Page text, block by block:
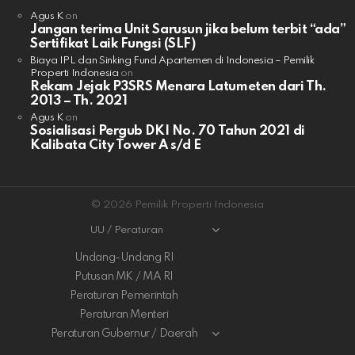
Agus Kon
Jangan terima Unit Sarusun jika belum terbit “ada”
Sertifikat Laik Fungsi (SLF)
Biaya IPL dan Sinking Fund Apartemen di Indonesia – Pemilik
Properti Indonesia on
Rekam Jejak P3SRS Menara Latumeten dari Th.
2013 – Th. 2021
Agus Kon
Sosialisasi Pergub DKI No. 70 Tahun 2021 di
Kalibata City Tower A s/d E
© 2026 Pemilik Properti Indonesia
UU / Peraturan
Undang-Undang RI
Putusan MK / MA RI
Peraturan Pemerintah
Peraturan Menteri
Peraturan Gubernur / Daerah